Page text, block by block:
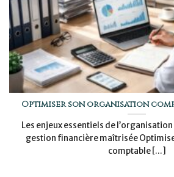
Optimiser son organisation
Les enjeux essentiels de
gestion financière maîtrisée
comptable [...]